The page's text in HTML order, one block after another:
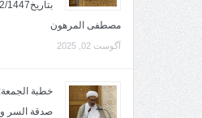
مصطفى المرهون
آگوست 02, 2025
صدقة السر